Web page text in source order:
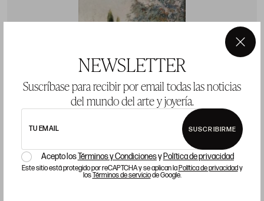
NEWSLETTER
Suscríbase para recibir por email todas las noticias
del mundo del arte y joyería.
TU EMAIL SUSCRIBIRME
Acepto losTérminos y Condicionesy Política de privacidad
Este sitio está protegido por reCAPTCHA y se aplican laPolítica de privacidady
losTérminos de serviciode Google.
×
JOAQUÍN MIR TRINXET